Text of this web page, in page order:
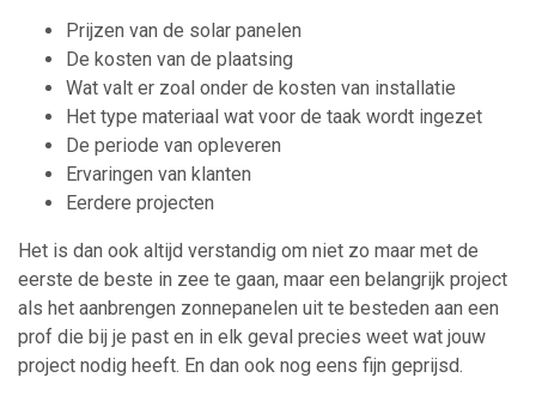
Prijzen van de solar panelen
De kosten van de plaatsing
Wat valt er zoal onder de kosten van installatie
Het type materiaal wat voor de taak wordt ingezet
De periode van opleveren
Ervaringen van klanten
Eerdere projecten
Het is dan ook altijd verstandig om niet zo maar met de
eerste de beste in zee te gaan, maar een belangrijk project
als het aanbrengen zonnepanelen uit te besteden aan een
prof die bij je past en in elk geval precies weet wat jouw
project nodig heeft. En dan ook nog eens fijn geprijsd.